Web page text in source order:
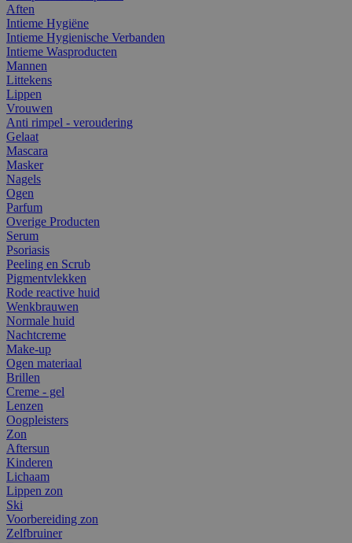
Aften
Intieme Hygiëne
Intieme Hygienische Verbanden
Intieme Wasproducten
Mannen
Littekens
Lippen
Vrouwen
Anti rimpel - veroudering
Gelaat
Mascara
Masker
Nagels
Ogen
Parfum
Overige Producten
Serum
Psoriasis
Peeling en Scrub
Pigmentvlekken
Rode reactive huid
Wenkbrauwen
Normale huid
Nachtcreme
Make-up
Ogen materiaal
Brillen
Creme - gel
Lenzen
Oogpleisters
Zon
Aftersun
Kinderen
Lichaam
Lippen zon
Ski
Voorbereiding zon
Zelfbruiner